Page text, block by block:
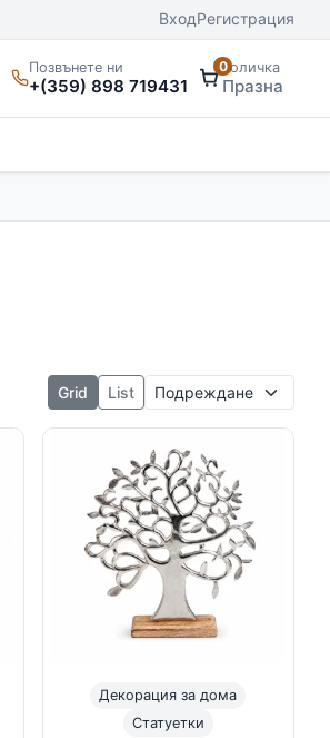
ВходРегистрация
Позвънете ни
+(359) 898 719431
0Количка
Празна
Grid List Подреждане
Декорация за дома
Статуетки